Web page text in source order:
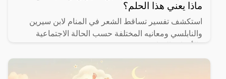
ماذا يعني هذا الحلم؟
استكشف تفسير تساقط الشعر في المنام لابن سيرين
والنابلسي ومعانيه المختلفة حسب الحالة الاجتماعية